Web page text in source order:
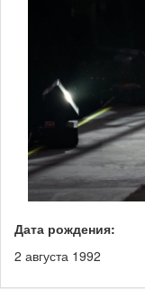
Дата рождения:
2 августа 1992